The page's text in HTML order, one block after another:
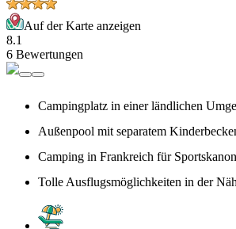
Auf der Karte anzeigen
8.1
6 Bewertungen
Campingplatz in einer ländlichen
Außenpool mit separatem
Camping in Frankreich für
Tolle Ausflugsmöglichkeiten in der